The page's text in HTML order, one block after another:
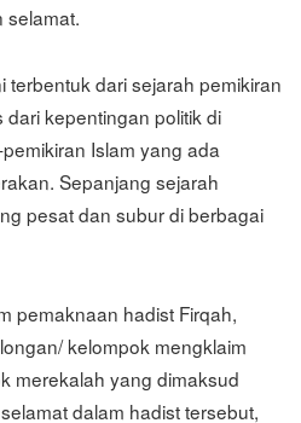
selamat.
terbentuk dari sejarah pemikiran
kepentingan politik di
Islam yang ada
Sepanjang sejarah
pesat dan subur di berbagai
pemaknaan hadist Firqah,
kelompok mengklaim
merekalah yang dimaksud
dalam hadist tersebut,